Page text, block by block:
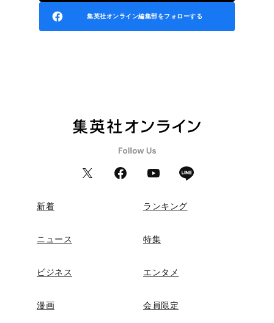
集英社オンライン編集部をフォローする
新着 ランキング
ニュース 特集
ビジネス エンタメ
漫画 会員限定